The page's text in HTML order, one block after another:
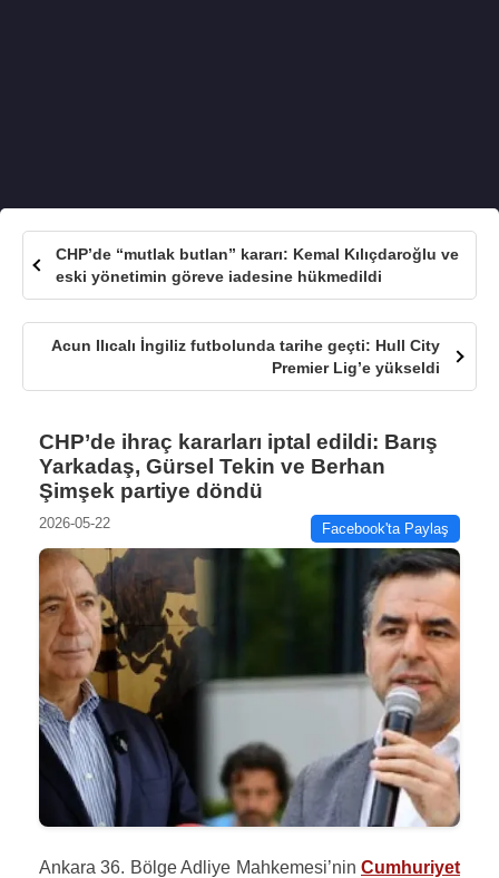
CHP’de “mutlak butlan” kararı: Kemal Kılıçdaroğlu ve
eski yönetimin göreve iadesine hükmedildi
Acun Ilıcalı İngiliz futbolunda tarihe geçti: Hull City
Premier Lig’e yükseldi
CHP’de ihraç kararları iptal edildi: Barış
Yarkadaş, Gürsel Tekin ve Berhan
Şimşek partiye döndü
2026-05-22 Facebook'ta Paylaş
Ankara 36. Bölge Adliye Mahkemesi’nin Cumhuriyet